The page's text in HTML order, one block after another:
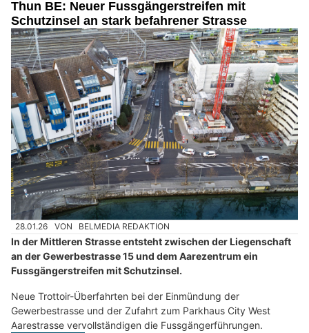
Thun BE: Neuer Fussgängerstreifen mit
Schutzinsel an stark befahrener Strasse
28.01.26 VON BELMEDIA REDAKTION
In der Mittleren Strasse entsteht zwischen der Liegenschaft
an der Gewerbestrasse 15 und dem Aarezentrum ein
Fussgängerstreifen mit Schutzinsel.
Neue Trottoir-Überfahrten bei der Einmündung der
Gewerbestrasse und der Zufahrt zum Parkhaus City West
Aarestrasse vervollständigen die Fussgängerführungen.